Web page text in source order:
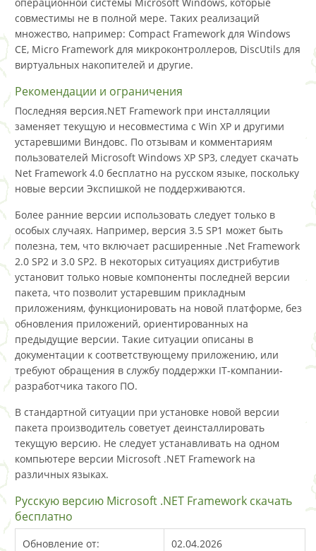
совместимы не в полной мере. Таких реализаций
множество, например: Compact Framework для Windows
CE, Micro Framework для микроконтроллеров, DiscUtils для
виртуальных накопителей и другие.
Рекомендации и ограничения
Последняя версия.NET Framework при инсталляции
заменяет текущую и несовместима с Win XP и другими
устаревшими Виндовс. По отзывам и комментариям
пользователей Microsoft Windows XP SP3, следует скачать
Net Framework 4.0 бесплатно на русском языке, поскольку
новые версии Экспишкой не поддерживаются.
Более ранние версии использовать следует только в
особых случаях. Например, версия 3.5 SP1 может быть
полезна, тем, что включает расширенные .Net Framework
2.0 SP2 и 3.0 SP2. В некоторых ситуациях дистрибутив
установит только новые компоненты последней версии
пакета, что позволит устаревшим прикладным
приложениям, функционировать на новой платформе, без
обновления приложений, ориентированных на
предыдущие версии. Такие ситуации описаны в
документации к соответствующему приложению, или
требуют обращения в службу поддержки IT-компании-
разработчика такого ПО.
В стандартной ситуации при установке новой версии
пакета производитель советует деинсталлировать
текущую версию. Не следует устанавливать на одном
компьютере версии Microsoft .NET Framework на
различных языках.
Русскую версию Microsoft .NET Framework скачать
бесплатно
Обновление от: 02.04.2026